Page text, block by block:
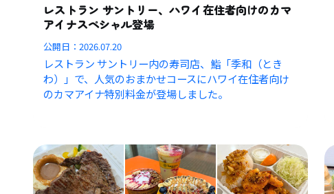
レストラン サントリー、ハワイ在住者向けのカマ
アイナスペシャル登場
公開日：2026.07.20
レストラン サントリー内の寿司店、鮨「季和（とき
わ）」で、人気のおまかせコースにハワイ在住者向け
のカマアイナ特別料金が登場しました。